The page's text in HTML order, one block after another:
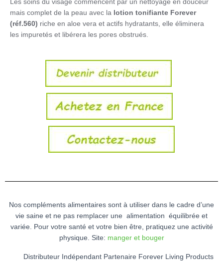
mais complet de la peau avec la lotion tonifiante Forever
(réf.560) riche en aloe vera et actifs hydratants, elle éliminera
les impuretés et libérera les pores obstrués.
Nos compléments alimentaires sont à utiliser dans le cadre d’une
vie saine et ne pas remplacer une alimentation équilibrée et
variée. Pour votre santé et votre bien être, pratiquez une activité
physique. Site: manger et bouger
Distributeur Indépendant Partenaire Forever Living Products